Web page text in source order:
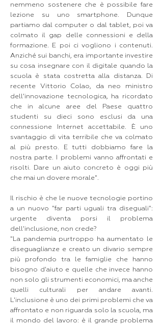
nemmeno sostenere che è possibile fare
lezione su uno smartphone. Dunque
partiamo dal computer o dal tablet, poi va
colmato il gap delle connessioni e della
formazione. E poi ci vogliono i contenuti.
Anziché sui banchi, era importante investire
su cosa insegnare con il digitale quando la
scuola è stata costretta alla distanza. Di
recente Vittorio Colao, da neo ministro
dell'innovazione tecnologica, ha ricordato
che in alcune aree del Paese quattro
studenti su dieci sono esclusi da una
connessione Internet accettabile. È uno
svantaggio di vita terribile che va colmato
al più presto. E tutti dobbiamo fare la
nostra parte. I problemi vanno affrontati e
risolti. Dare un aiuto concreto è oggi più
che mai un dovere morale".
Il rischio è che le nuove tecnologie portino
a un nuovo "far parti uguali tra diseguali":
urgente diventa porsi il problema
dell'inclusione, non crede?
"La pandemia purtroppo ha aumentato le
diseguaglianze e creato un divario sempre
più profondo tra le famiglie che hanno
bisogno d'aiuto e quelle che invece hanno
non solo gli strumenti economici, ma anche
quelli culturali per andare avanti.
L'inclusione è uno dei primi problemi che va
affrontato e non riguarda solo la scuola, ma
il mondo del lavoro: è il grande problema